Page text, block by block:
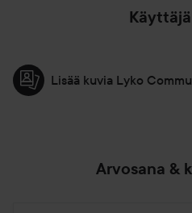
Lisää kuvia Lyko
Arvosana &